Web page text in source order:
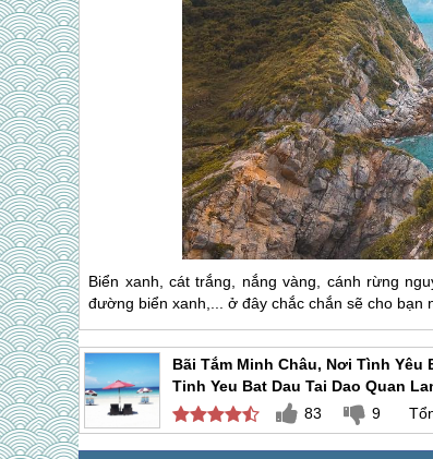
Biển xanh, cát trắng, nắng vàng, cánh rừng
đường biển xanh,... ở đây chắc chắn sẽ cho bạn
Bãi Tắm Minh Châu, Nơi Tình
Tinh Yeu Bat Dau Tai Dao Quan
83
9